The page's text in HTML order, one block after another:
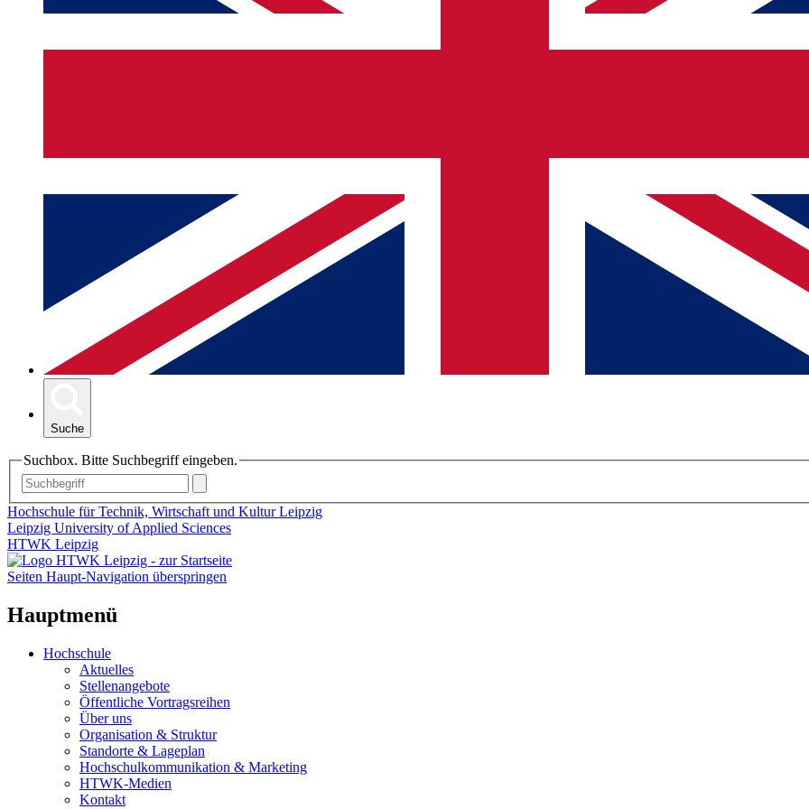
Suche
Suchbox. Bitte Suchbegriff eingeben.
Hochschule für Technik, Wirtschaft und Kultur Leipzig
Leipzig University of Applied Sciences
HTWK Leipzig
Seiten Haupt-Navigation überspringen
Hauptmenü
Hochschule
Aktuelles
Stellenangebote
Öffentliche Vortragsreihen
Über uns
Organisation & Struktur
Standorte & Lageplan
Hochschulkommunikation & Marketing
HTWK-Medien
Kontakt